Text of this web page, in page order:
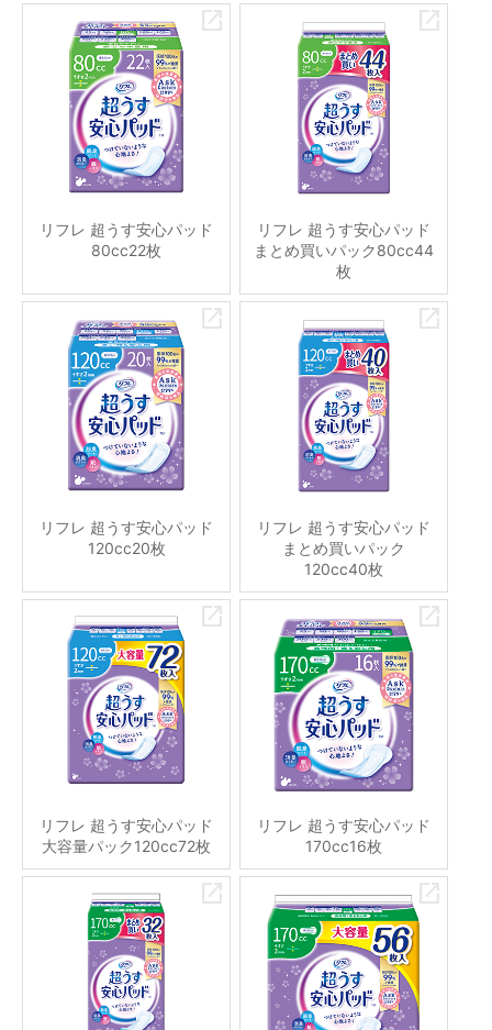
リフレ 超うす安心パッド
80cc22枚
リフレ 超うす安心パッド
まとめ買いパック80cc44
枚
リフレ 超うす安心パッド
120cc20枚
リフレ 超うす安心パッド
まとめ買いパック
120cc40枚
リフレ 超うす安心パッド
大容量パック120cc72枚
リフレ 超うす安心パッド
170cc16枚